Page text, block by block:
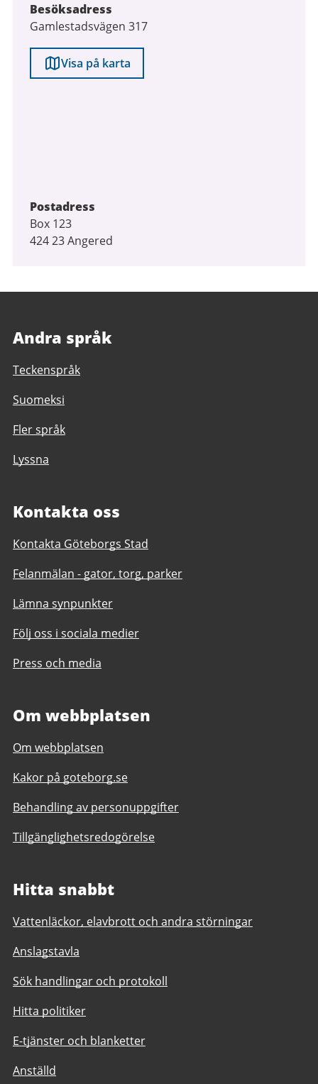
Besöksadress
Gamlestadsvägen 317
Visa på karta
Postadress
Box 123
424 23 Angered
Andra språk
Teckenspråk
Suomeksi
Fler språk
Lyssna
Kontakta oss
Kontakta Göteborgs Stad
Felanmälan - gator, torg, parker
Lämna synpunkter
Följ oss i sociala medier
Press och media
Om webbplatsen
Om webbplatsen
Kakor på goteborg.se
Behandling av personuppgifter
Tillgänglighetsredogörelse
Hitta snabbt
Vattenläckor, elavbrott och andra störningar
Anslagstavla
Sök handlingar och protokoll
Hitta politiker
E-tjänster och blanketter
Anställd